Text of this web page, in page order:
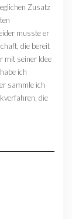
Zusatz
musste er
die bereit
mit seiner Idee
ich
sammle ich
die